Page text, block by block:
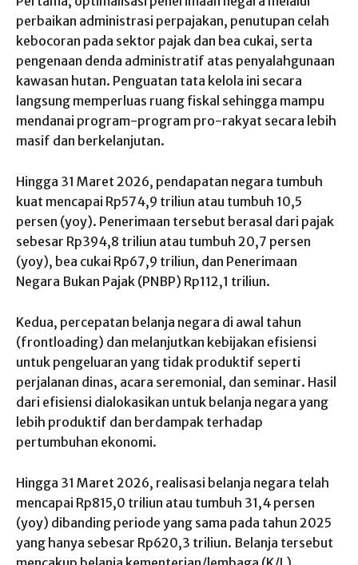
perbaikan administrasi perpajakan, penutupan celah
kebocoran pada sektor pajak dan bea cukai, serta
pengenaan denda administratif atas penyalahgunaan
kawasan hutan. Penguatan tata kelola ini secara
langsung memperluas ruang fiskal sehingga mampu
mendanai program-program pro-rakyat secara lebih
masif dan berkelanjutan.
Hingga 31 Maret 2026, pendapatan negara tumbuh
kuat mencapai Rp574,9 triliun atau tumbuh 10,5
persen (yoy). Penerimaan tersebut berasal dari pajak
sebesar Rp394,8 triliun atau tumbuh 20,7 persen
(yoy), bea cukai Rp67,9 triliun, dan Penerimaan
Negara Bukan Pajak (PNBP) Rp112,1 triliun.
Kedua, percepatan belanja negara di awal tahun
(frontloading) dan melanjutkan kebijakan efisiensi
untuk pengeluaran yang tidak produktif seperti
perjalanan dinas, acara seremonial, dan seminar. Hasil
dari efisiensi dialokasikan untuk belanja negara yang
lebih produktif dan berdampak terhadap
pertumbuhan ekonomi.
Hingga 31 Maret 2026, realisasi belanja negara telah
mencapai Rp815,0 triliun atau tumbuh 31,4 persen
(yoy) dibanding periode yang sama pada tahun 2025
yang hanya sebesar Rp620,3 triliun. Belanja tersebut